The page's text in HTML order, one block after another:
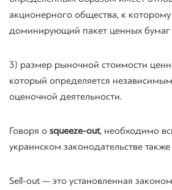
акционерного общества, к
доминирующий пакет ценных бумаг
3) размер рыночной стоимости
который определяется
оценочной деятельности.
Говоря о squeeze-out, необходимо
украинском законодательстве
Sell-out — это установленная